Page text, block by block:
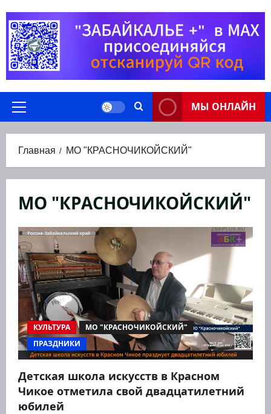
содержимому
Основное
МЫ ОНЛАЙН
Главная МО "КРАСНОЧИКОЙСКИЙ"
МО "КРАСНОЧИКОЙСКИЙ"
КУЛЬТУРА
МО "КРАСНОЧИКОЙСКИЙ"
ПРАЗДНИКИ
Детская школа искусств в Красном
Чикое отметила свой двадцатилетний
юбилей